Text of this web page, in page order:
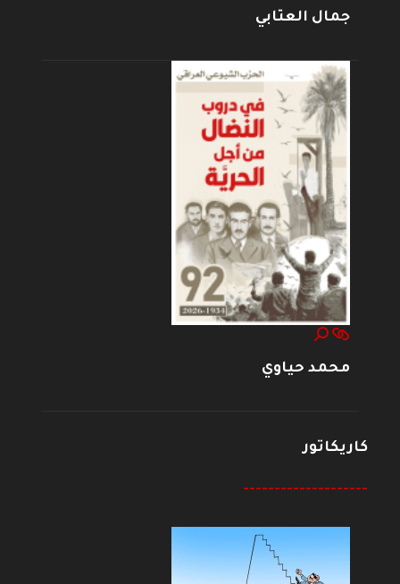
جمال العتابي
محمد حياوي
كاريكاتور
--------------------